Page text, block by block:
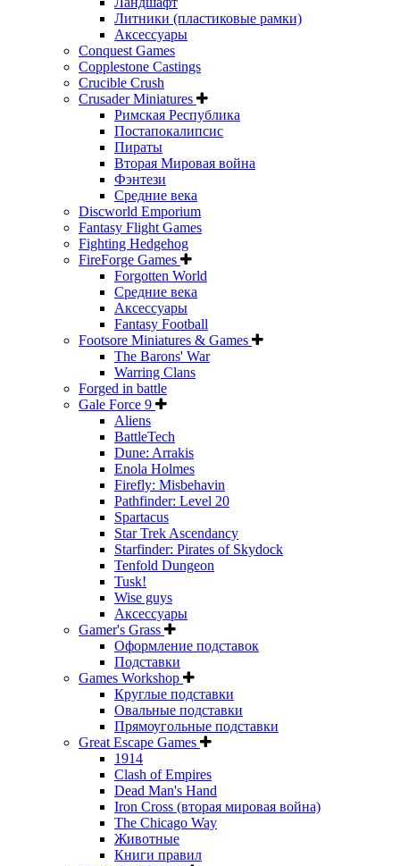
Литники (пластиковые рамки)
Аксессуары
Conquest Games
Copplestone Castings
Crucible Crush
Crusader Miniatures
Римская Республика
Постапокалипсис
Пираты
Вторая Мировая война
Фэнтези
Средние века
Discworld Emporium
Fantasy Flight Games
Fighting Hedgehog
FireForge Games
Forgotten World
Средние века
Аксессуары
Fantasy Football
Footsore Miniatures & Games
The Barons' War
Warring Clans
Forged in battle
Gale Force 9
Aliens
BattleTech
Dune: Arrakis
Enola Holmes
Firefly: Misbehavin
Pathfinder: Level 20
Spartacus
Star Trek Ascendancy
Starfinder: Pirates of Skydock
Tenfold Dungeon
Tusk!
Wise guys
Аксессуары
Gamer's Grass
Оформление подставок
Подставки
Games Workshop
Круглые подставки
Овальные подставки
Прямоугольные подставки
Great Escape Games
1914
Clash of Empires
Dead Man's Hand
Iron Cross (вторая мировая война)
The Chicago Way
Животные
Книги правил